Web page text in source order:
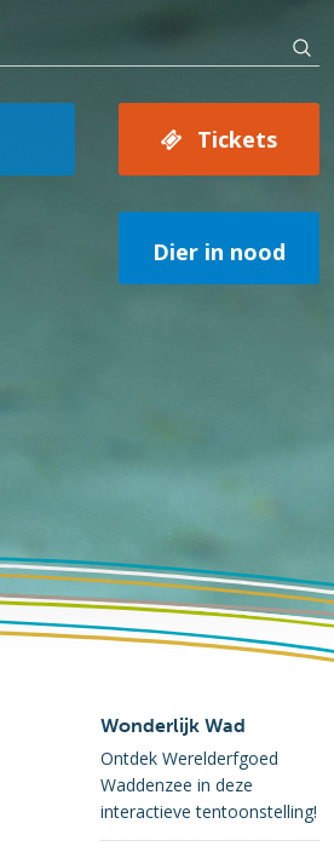
Tickets
Dier in nood
Wonderlijk Wad
Ontdek Werelderfgoed
Waddenzee in deze
interactieve tentoonstelling!